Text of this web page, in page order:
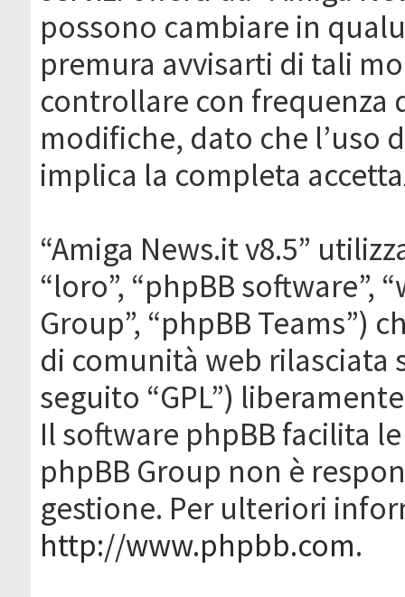
possono cambiare in
premura avvisarti di tali
controllare con frequenza
modifiche, dato che l’uso
implica la completa
“Amiga News.it v8.5”
“loro”, “phpBB software”,
Group”, “phpBB Teams”)
di comunità web rilasciata
seguito “GPL”)
Il software phpBB facilita
phpBB Group non è
gestione. Per ulteriori
http://www.phpbb.com.